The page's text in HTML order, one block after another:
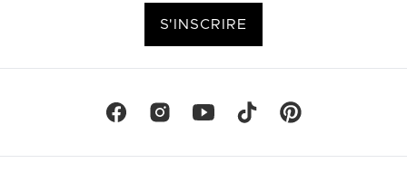
S'INSCRIRE